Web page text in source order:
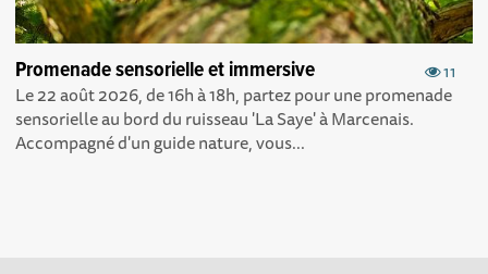
11
Promenade sensorielle et immersive
Le 22 août 2026, de 16h à 18h, partez pour une promenade
sensorielle au bord du ruisseau 'La Saye' à Marcenais.
Accompagné d'un guide nature, vous...